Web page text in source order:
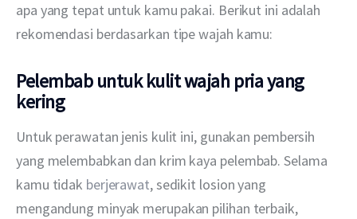
apa yang tepat untuk kamu pakai. Berikut ini adalah
rekomendasi berdasarkan tipe wajah kamu:
Pelembab untuk kulit wajah pria yang
kering
Untuk perawatan jenis kulit ini, gunakan pembersih
yang melembabkan dan krim kaya pelembab. Selama
kamu tidak berjerawat, sedikit losion yang
mengandung minyak merupakan pilihan terbaik,